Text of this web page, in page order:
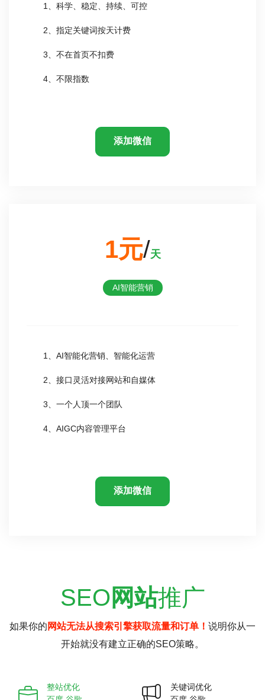
1、科学、稳定、持续、可控
2、指定关键词按天计费
3、不在首页不扣费
4、不限指数
添加微信
1元/天
AI智能营销
1、AI智能化营销、智能化运营
2、接口灵活对接网站和自媒体
3、一个人顶一个团队
4、AIGC内容管理平台
添加微信
SEO 网站推广
如果你的 网站无法从搜索引擎获取流量和订单！ 说明你从一
开始就没有建立正确的SEO策略。
整站优化
关键词优化